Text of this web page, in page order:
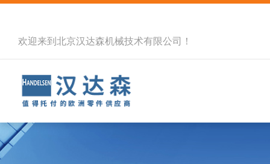
欢迎来到北京汉达森机械技术有限公司！